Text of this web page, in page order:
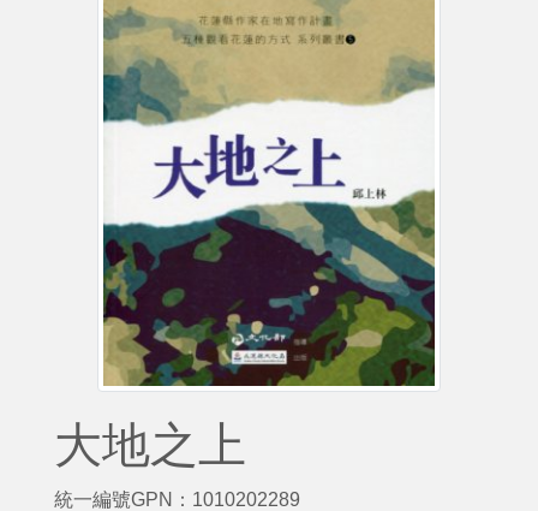
大地之上
統一編號GPN：1010202289